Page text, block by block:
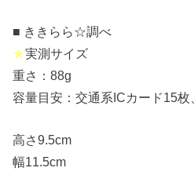
■ ききらら☆調べ
★実測サイズ
重さ：88g
容量目安：交通系ICカード15枚
高さ9.5cm
幅11.5cm